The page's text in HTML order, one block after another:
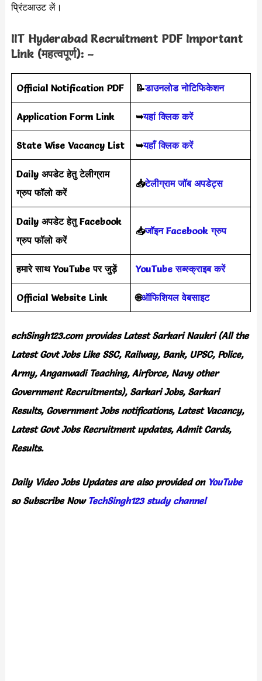
प्रिंटआउट लें।
IIT Hyderabad Recruitment PDF Important
Link (महत्वपूर्ण): –
Official Notification PDF 📝डाउनलोड नोटिफिकेशन
Application Form Link ➥यहां क्लिक करें
State Wise Vacancy List ➥यहाँ क्लिक करें
Daily अपडेट हेतु टेलीग्राम
ग्रुप फॉलो करें
📥टेलीग्राम जॉब अपडेट्स
Daily अपडेट हेतु Facebook
ग्रुप फॉलो करें
📥जॉइन Facebook ग्रुप
हमारे साथ YouTube पर जुड़ें YouTube सब्स्क्राइब करें
Official Website Link 🌐ऑफिशियल वेबसाइट
echSingh123.com provides Latest Sarkari Naukri (All the
Latest Govt Jobs Like SSC, Railway, Bank, UPSC, Police,
Army, Anganwadi Teaching, Airforce, Navy other
Government Recruitments), Sarkari Jobs, Sarkari
Results, Government Jobs notifications, Latest Vacancy,
Latest Govt Jobs Recruitment updates, Admit Cards,
Results.
Daily Video Jobs Updates are also provided onYouTube
so Subscribe NowTechSingh123 study channel